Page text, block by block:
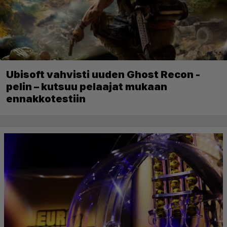
Ubisoft vahvisti uuden Ghost Recon -
pelin – kutsuu pelaajat mukaan
ennakkotestiin